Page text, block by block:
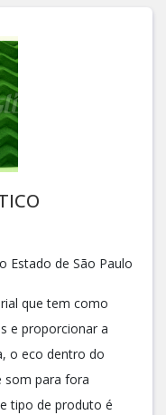
Estado de São Paulo
que tem como
e proporcionar a
o eco dentro do
som para fora
tipo de produto é